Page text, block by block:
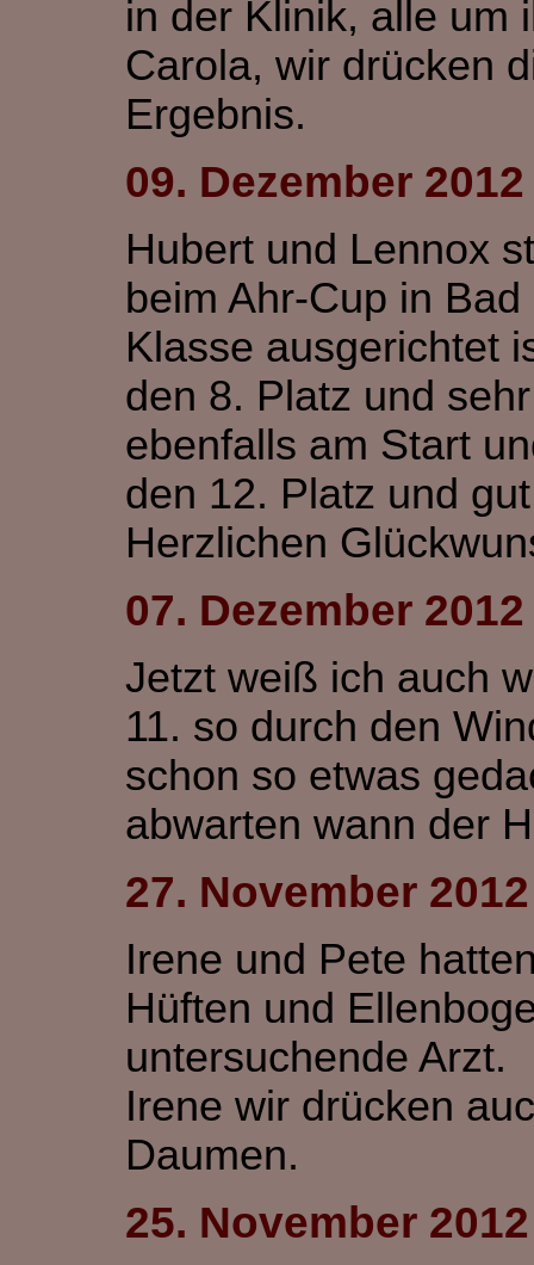
in der Klinik, alle um
Carola, wir drücken
Ergebnis.
09. Dezember 2012
Hubert und Lennox
beim Ahr-Cup in
Klasse ausgerichtet
den 8. Platz und
ebenfalls am Start
den 12. Platz und
Herzlichen
07. Dezember 2012
Jetzt weiß ich auch
11. so durch den
schon so etwas
abwarten wann der
27. November 2012
Irene und Pete
Hüften und
untersuchende Arzt.
Irene wir drücken
Daumen.
25. November 2012